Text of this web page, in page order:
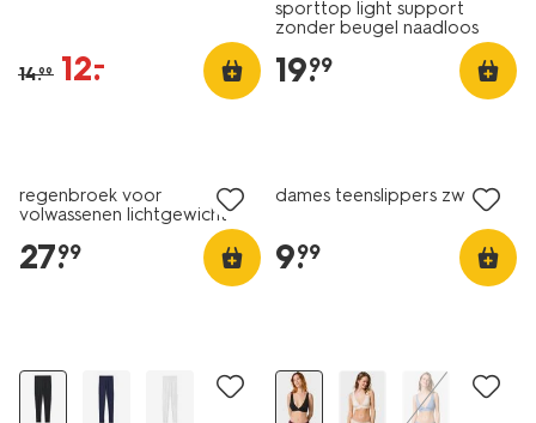
14.99 12.
–
sporttop light support
zonder beugel naadloos
19.
99
regenbroek voor
volwassenen lichtgewicht
27.
99
dames teenslippers zwart
9.
99